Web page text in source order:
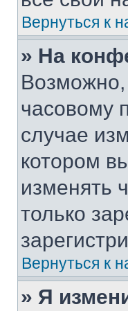
Вернуться к
» На
Возможно,
часовому
случае
котором
изменять
только
Вернуться к
» Я